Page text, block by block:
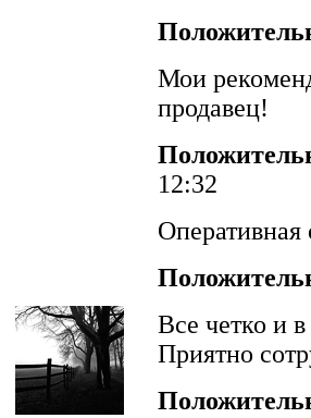
Мои
продавец!
12:32
Оперативная
Все четко и
Приятно